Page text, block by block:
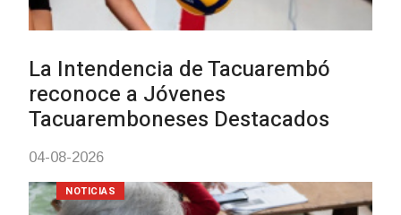
vacunación contra el
meningococo
03-08-2026
NOTICIAS